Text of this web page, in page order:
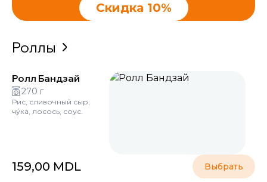
Скидка 10%
Роллы
Ролл Бандзай
270 г
Рис, сливочный сыр,
чу́ка, лосось, соус.
159,00 MDL Выбрать